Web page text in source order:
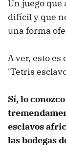
Un juego
difícil y que
una forma
A ver, esto
'Tetris
Sí, lo
esclavos
las bodegas